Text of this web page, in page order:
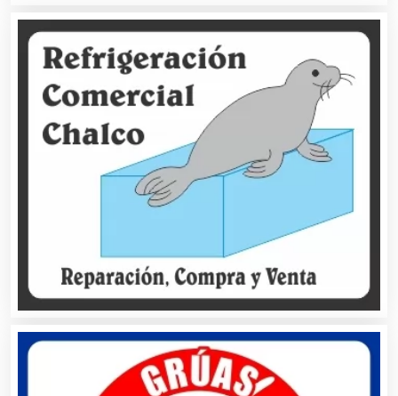
Arquitectos
Artes Gráficas
Artesanías
Artículos de Piel
Artículos Deportivos